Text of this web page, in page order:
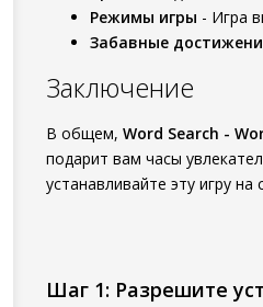
Режимы игры - Игра
Забавные
Заключение
В общем, Word Search -
подарит вам часы
устанавливайте эту игру
Шаг 1: Разрешите